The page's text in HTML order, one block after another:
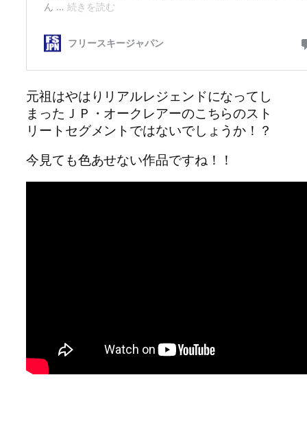
元祖はやはりリアルレジェンドになってし
まったＪＰ・オークレアーのこちらのスト
リートセグメントではないでしょうか！？
今見ても色あせない作品ですね！！